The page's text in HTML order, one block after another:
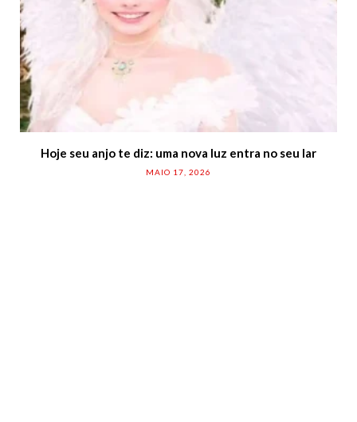
Hoje seu anjo te diz: uma nova luz entra no seu lar
MAIO 17, 2026